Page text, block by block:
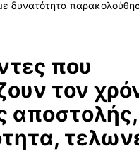
δυνατότητα
που
τον
αποστολής,